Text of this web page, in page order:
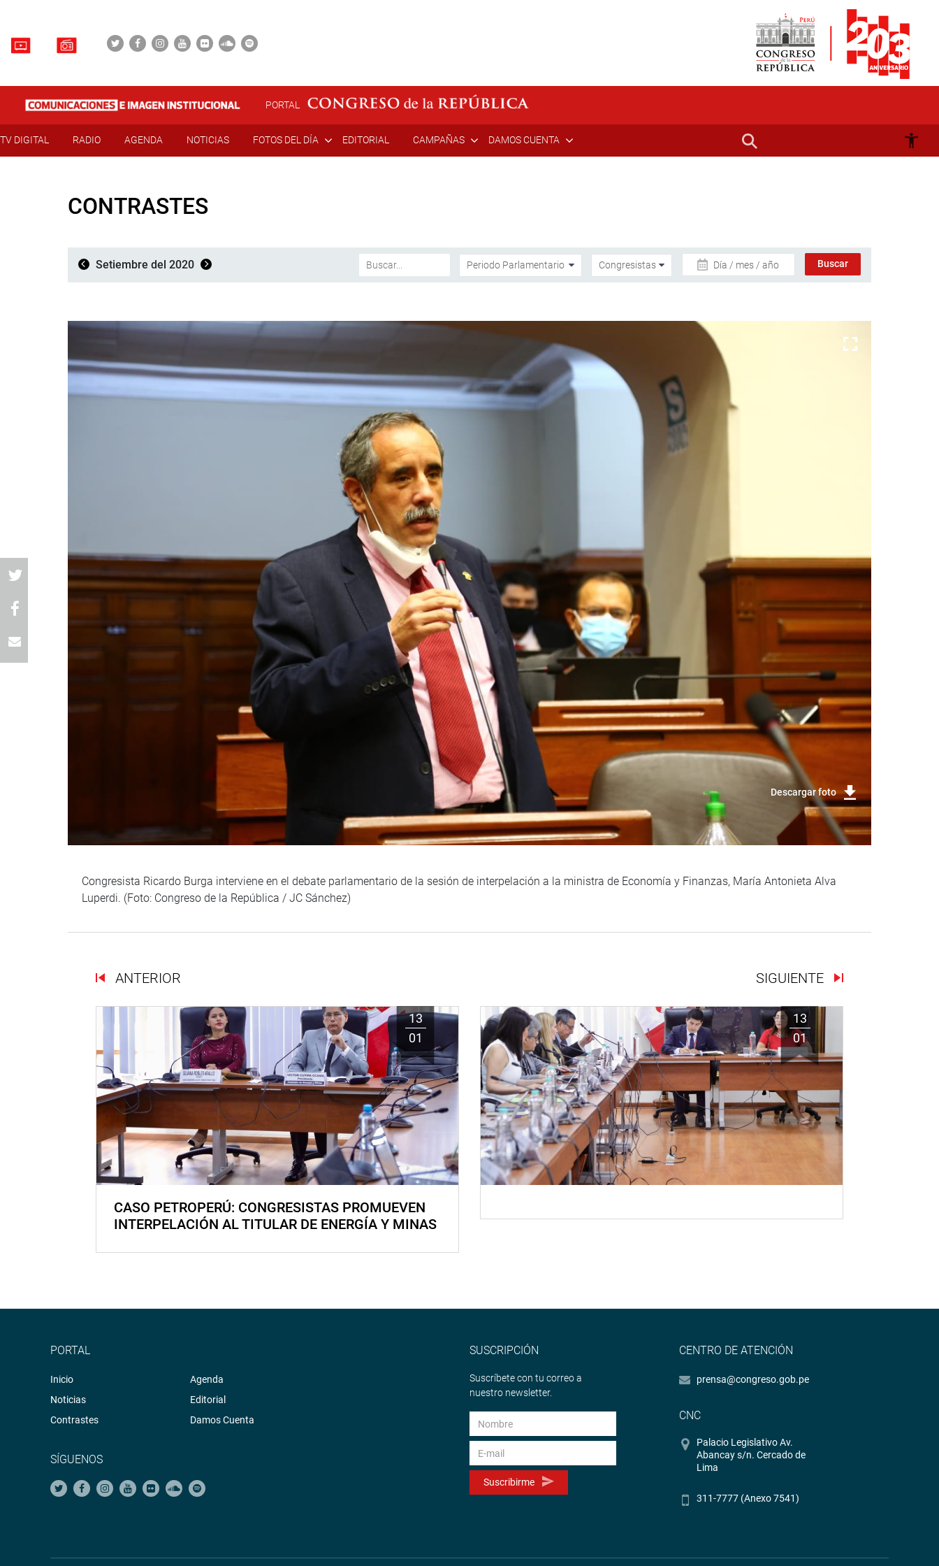
PORTAL
TV DIGITAL RADIO AGENDA NOTICIAS FOTOS DEL DÍA EDITORIAL CAMPAÑAS DAMOS CUENTA
CONTRASTES
Setiembre del 2020 Día / mes / año
Descargar foto
Congresista Ricardo Burga interviene en el debate parlamentario de la sesión de interpelación a la ministra de Economía y Finanzas, María Antonieta Alva
Luperdi. (Foto: Congreso de la República / JC Sánchez)
ANTERIOR SIGUIENTE
13
01
CASO PETROPERÚ: CONGRESISTAS PROMUEVEN
INTERPELACIÓN AL TITULAR DE ENERGÍA Y MINAS
13
01
PORTAL
Inicio
Noticias
Contrastes
Agenda
Editorial
Damos Cuenta
SÍGUENOS
SUSCRIPCIÓN
Suscríbete con tu correo a
nuestro newsletter.
Suscribirme
CENTRO DE ATENCIÓN
prensa@congreso.gob.pe
CNC
Palacio Legislativo Av.
Abancay s/n. Cercado de
Lima
311-7777 (Anexo 7541)